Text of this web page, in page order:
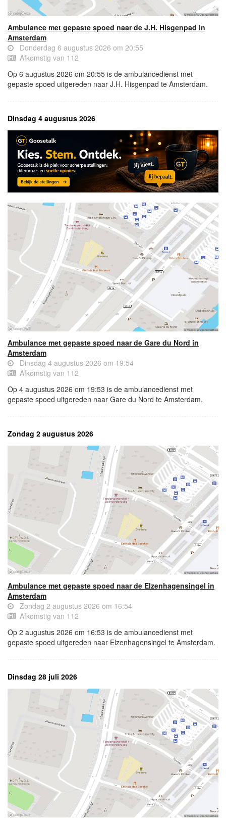
Ambulance met gepaste spoed naar de J.H. Hisgenpad in
Amsterdam
Donderdag 6 augustus 2026 om 20:55
Afkomstig van 112
Op 6 augustus 2026 om 20:55 is de ambulancedienst met
gepaste spoed uitgereden naar J.H. Hisgenpad te Amsterdam.
Dinsdag 4 augustus 2026
Ambulance met gepaste spoed naar de Gare du Nord in
Amsterdam
Dinsdag 4 augustus 2026 om 19:54
Afkomstig van 112
Op 4 augustus 2026 om 19:53 is de ambulancedienst met
gepaste spoed uitgereden naar Gare du Nord te Amsterdam.
Zondag 2 augustus 2026
Ambulance met gepaste spoed naar de Elzenhagensingel in
Amsterdam
Zondag 2 augustus 2026 om 16:54
Afkomstig van 112
Op 2 augustus 2026 om 16:53 is de ambulancedienst met
gepaste spoed uitgereden naar Elzenhagensingel te Amsterdam.
Dinsdag 28 juli 2026